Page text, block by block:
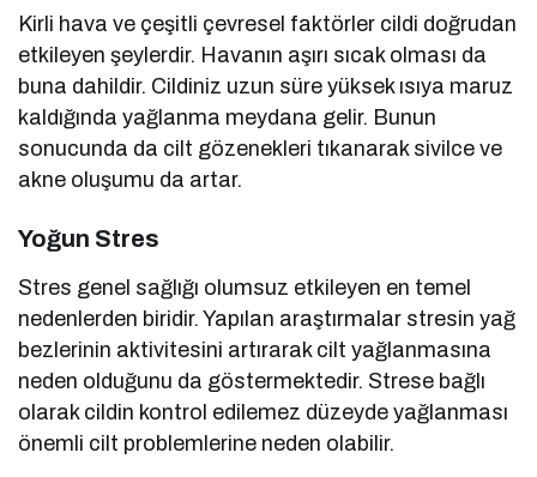
Kirli hava ve çeşitli çevresel faktörler cildi doğrudan
etkileyen şeylerdir. Havanın aşırı sıcak olması da
buna dahildir. Cildiniz uzun süre yüksek ısıya maruz
kaldığında yağlanma meydana gelir. Bunun
sonucunda da cilt gözenekleri tıkanarak sivilce ve
akne oluşumu da artar.
Yoğun Stres
Stres genel sağlığı olumsuz etkileyen en temel
nedenlerden biridir. Yapılan araştırmalar stresin yağ
bezlerinin aktivitesini artırarak cilt yağlanmasına
neden olduğunu da göstermektedir. Strese bağlı
olarak cildin kontrol edilemez düzeyde yağlanması
önemli cilt problemlerine neden olabilir.